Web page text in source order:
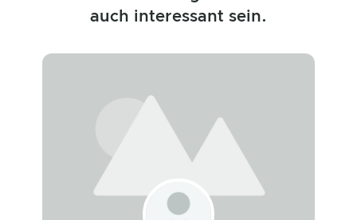
auch interessant sein.